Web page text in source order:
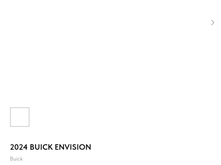
2024 BUICK ENVISION
Buick